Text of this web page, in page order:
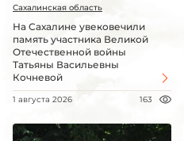
Сахалинская область
На Сахалине увековечили
память участника Великой
Отечественной войны
Татьяны Васильевны
Кочневой
1 августа 2026 163